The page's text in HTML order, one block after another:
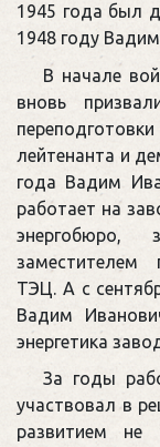
1945 года был
1948 году
В начале
вновь
лейтенанта и
года Вадим
работает на
заместителем
ТЭЦ. А с
Вадим
энергетика
За годы
участвовал в
развитием не